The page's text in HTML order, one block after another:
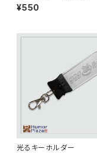
¥550
光るキーホルダー